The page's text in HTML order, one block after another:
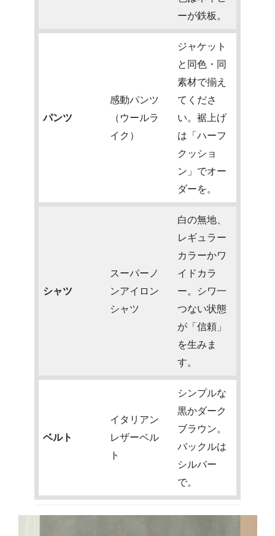
ーが鉄板。
パンツ
感動パンツ
（ウールラ
イク）
ジャケット
と同色・同
素材で揃え
てくださ
い。裾上げ
は「ハーフ
クッショ
ン」でオー
ダーを。
シャツ
スーパーノ
ンアイロン
シャツ
白の無地、
レギュラー
カラーかワ
イドカラ
ー。シワ一
つない状態
が「信頼」
を生みま
す。
ベルト
イタリアン
レザーベル
ト
シンプルな
黒かダーク
ブラウン。
バックルは
シルバー
で。